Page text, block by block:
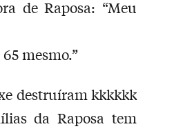
de Raposa: “Meu
65 mesmo.”
destruíram kkkkkk
da Raposa tem